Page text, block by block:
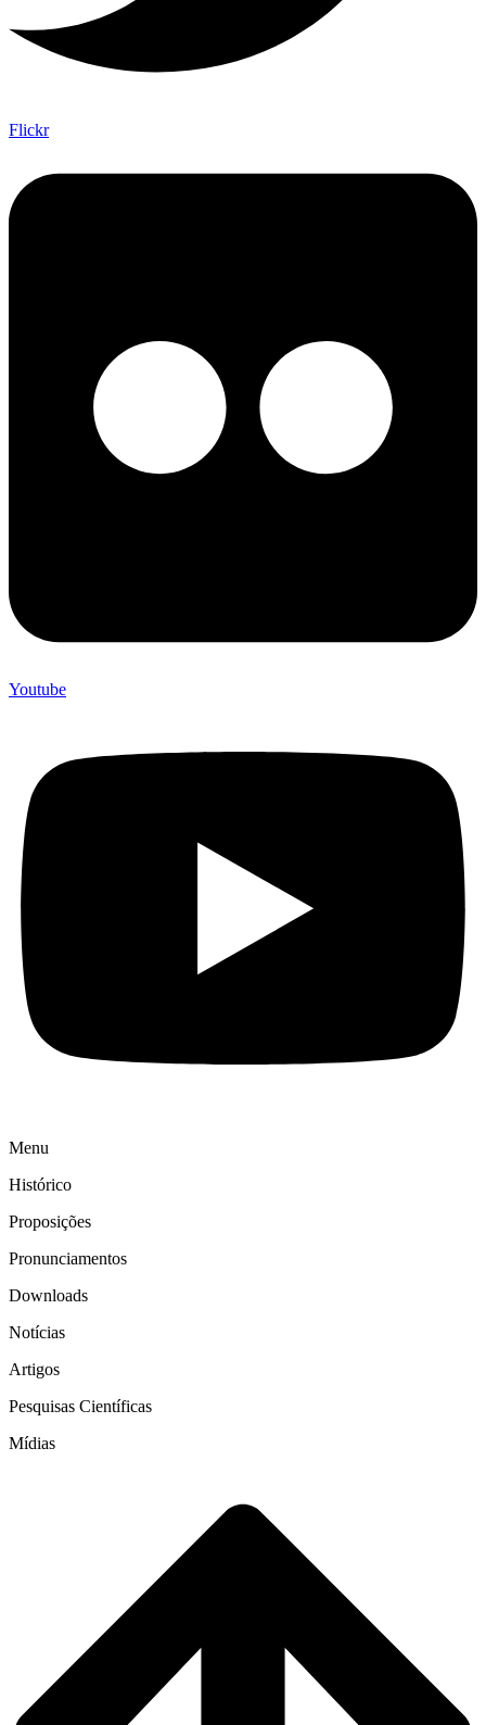
Flickr
Youtube
Menu
Histórico
Proposições
Pronunciamentos
Downloads
Notícias
Artigos
Pesquisas Científicas
Mídias